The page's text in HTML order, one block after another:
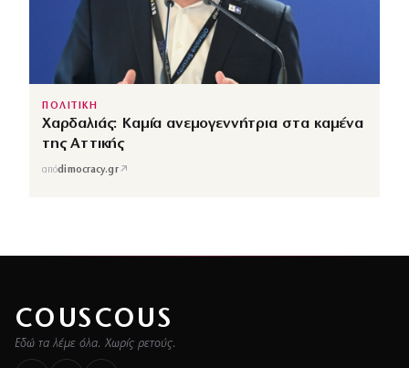
ΠΟΛΙΤΙΚΗ
Χαρδαλιάς: Καμία ανεμογεννήτρια στα καμένα
της Αττικής
απόdimocracy.gr↗
COUSCOUS
Εδώ τα λέμε όλα. Χωρίς ρετούς.